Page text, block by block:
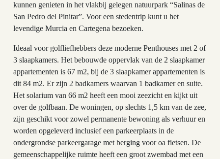
kunnen genieten in het vlakbij gelegen natuurpark “Salinas de
San Pedro del Pinitar”. Voor een stedentrip kunt u het
levendige Murcia en Cartegena bezoeken.
Ideaal voor golfliefhebbers deze moderne Penthouses met 2 of
3 slaapkamers. Het bebouwde oppervlak van de 2 slaapkamer
appartementen is 67 m2, bij de 3 slaapkamer appartementen is
dit 84 m2. Er zijn 2 badkamers waarvan 1 badkamer en suite.
Het solarium van 66 m2 heeft een mooi zeezicht en kijkt uit
over de golfbaan. De woningen, op slechts 1,5 km van de zee,
zijn geschikt voor zowel permanente bewoning als verhuur en
worden opgeleverd inclusief een parkeerplaats in de
ondergrondse parkeergarage met berging voor oa fietsen. De
gemeenschappelijke ruimte heeft een groot zwembad met een